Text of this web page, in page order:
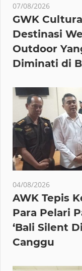
07/08/2026
GWK
Destinasi
Outdoor
Diminati di
04/08/2026
AWK Tepis
Para Pelari
‘Bali Silent
Canggu